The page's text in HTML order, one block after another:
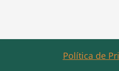
Política de